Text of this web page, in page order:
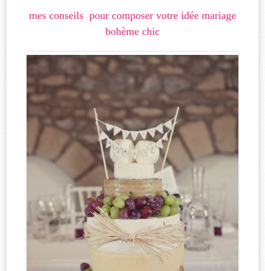
mes conseils pour composer votre idée mariage
bohème chic